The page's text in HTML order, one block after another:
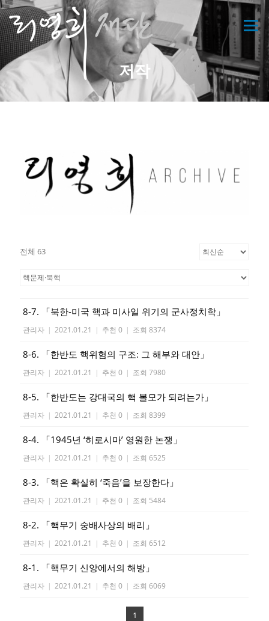
콘
텐
츠
로
바
로
가
기
메뉴
저작
전체 63
8-7. 「북한-미국 핵과 미사일 위기의 군사정치학」
관리자 | 2021.01.21 | 추천 0 | 조회 8374
8-6. 「한반도 핵위험의 구조: 그 해부와 대안」
관리자 | 2021.01.21 | 추천 0 | 조회 7980
8-5. 「한반도는 강대국의 핵 볼모가 되려는가」
관리자 | 2021.01.21 | 추천 0 | 조회 8399
8-4. 「1945년 ‘히로시마’ 영원한 논쟁」
관리자 | 2021.01.21 | 추천 0 | 조회 6525
8-3. 「핵은 확실히 ‘죽음’을 보장한다」
관리자 | 2021.01.21 | 추천 0 | 조회 5484
8-2. 「핵무기 숭배사상의 배리」
관리자 | 2021.01.21 | 추천 0 | 조회 6512
8-1. 「핵무기 신앙에서의 해방」
관리자 | 2021.01.21 | 추천 0 | 조회 6069
1